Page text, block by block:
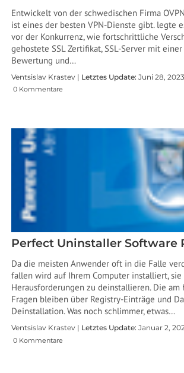
Entwickelt von der schwedischen Firma
ist eines der besten VPN-Dienste gibt. legte
vor der Konkurrenz, wie fortschrittliche
gehostete SSL Zertifikat, SSL-Server mit
Bewertung und…
Ventsislav Krastev | Letztes Update: Juni 28, 2023
0 Kommentare
Perfect Uninstaller Software
Da die meisten Anwender oft in die Falle
fallen wird auf Ihrem Computer installiert,
Herausforderungen zu deinstallieren. Die am
Fragen bleiben über Registry-Einträge und
Deinstallation. Was noch schlimmer, etwas…
Ventsislav Krastev | Letztes Update: Januar 2,
0 Kommentare